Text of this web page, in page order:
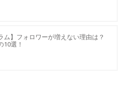
ム】フォロワーが増えない理由は？
選！